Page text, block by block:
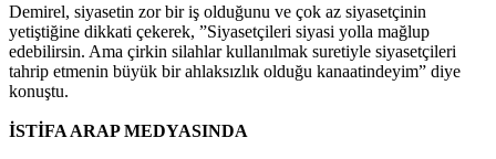
Demirel, siyasetin zor bir iş olduğunu ve çok az siyasetçinin
yetiştiğine dikkati çekerek, ”Siyasetçileri siyasi yolla mağlup
edebilirsin. Ama çirkin silahlar kullanılmak suretiyle siyasetçileri
tahrip etmenin büyük bir ahlaksızlık olduğu kanaatindeyim” diye
konuştu.
İSTİFA ARAP MEDYASINDA